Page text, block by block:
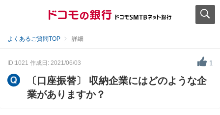
よくあるご質問TOP 詳細
ID:1021 作成日: 2021/06/03 1
〔口座振替〕 収納企業にはどのような企
業がありますか？